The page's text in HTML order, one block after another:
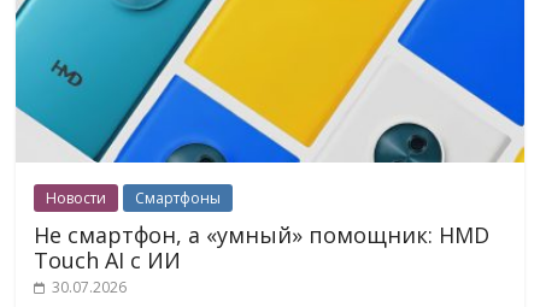
Новости Смартфоны
Не смартфон, а «умный» помощник: HMD
Touch AI с ИИ
30.07.2026